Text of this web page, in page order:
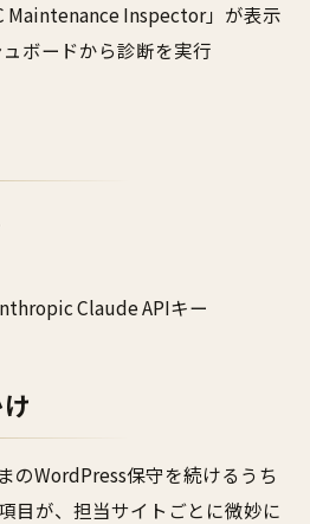
Maintenance Inspector」が表示
ボードから診断を実行
Claude APIキー
のWordPress保守を続けるうち
目が、担当サイトごとに微妙に